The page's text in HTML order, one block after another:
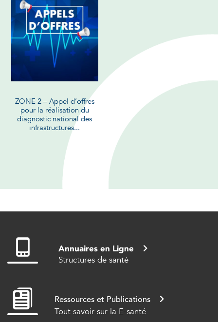
ZONE 2 – Appel d’offres
pour la réalisation du
diagnostic national des
infrastructures...
Annuaires en Ligne
Structures de santé
Ressources et Publications
Tout savoir sur la E-santé